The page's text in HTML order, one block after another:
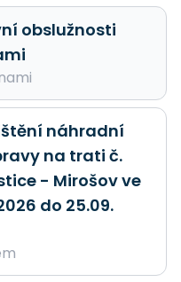
obslužnosti
náhradní
na trati č.
- Mirošov ve
do 25.09.